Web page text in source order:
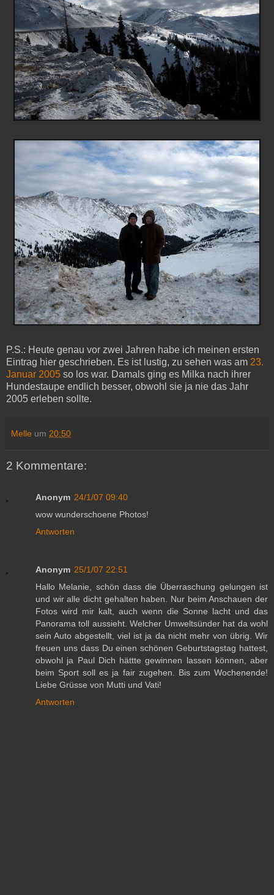
P.S.: Heute genau vor zwei Jahren habe ich meinen ersten
Eintrag hier geschrieben. Es ist lustig, zu sehen was am 23.
Januar 2005 so los war. Damals ging es Milka nach ihrer
Hundestaupe endlich besser, obwohl sie ja nie das Jahr
2005 erleben sollte.
Melle um 20:50
2 Kommentare:
Anonym 24/1/07 09:40
wow wunderschoene Photos!
Antworten
Anonym 25/1/07 22:51
Hallo Melanie, schön dass die Überraschung gelungen ist
und wir alle dicht gehalten haben. Nur beim Anschauen der
Fotos wird mir kalt, auch wenn die Sonne lacht und das
Panorama toll aussieht. Welcher Umweltsünder hat da wohl
sein Auto abgestellt, viel ist ja da nicht mehr von übrig. Wir
freuen uns dass Du einen schönen Geburtstagstag hattest,
obwohl ja Paul Dich hättte gewinnen lassen können, aber
beim Sport soll es ja fair zugehen. Bis zum Wochenende!
Liebe Grüsse von Mutti und Vati!
Antworten